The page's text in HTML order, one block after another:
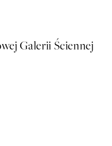
Galerii Ściennej